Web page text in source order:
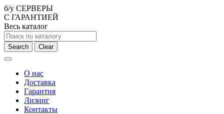
б/у СЕРВЕРЫ
С ГАРАНТИЕЙ
Весь каталог
Search Clear
О нас
Доставка
Гарантия
Лизинг
Контакты